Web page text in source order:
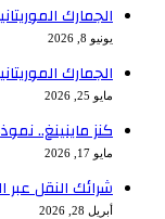
الجمارك
يونيو 8, 2026
الجمارك
مايو 25, 2026
كنز ماينينغ..
مايو 17, 2026
شرائك النقل عبر
أبريل 28, 2026